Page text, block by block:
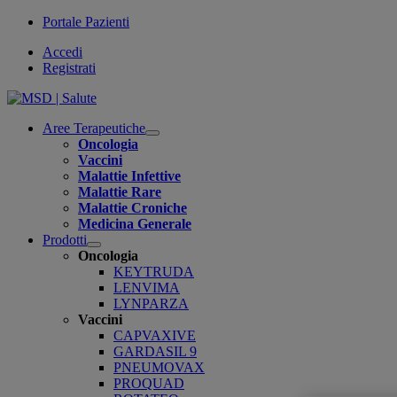
Portale Pazienti
Accedi
Registrati
Aree Terapeutiche
Open
Oncologia
Vaccini
Malattie Infettive
Malattie Rare
Malattie Croniche
Medicina Generale
Prodotti
Open
submenu
Oncologia
KEYTRUDA
LENVIMA
LYNPARZA
Vaccini
CAPVAXIVE
GARDASIL 9
PNEUMOVAX
PROQUAD